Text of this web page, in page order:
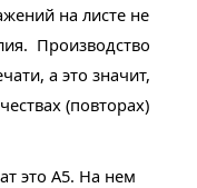
на листе не
Производство
а это значит,
(повторах)
это А5. На нем